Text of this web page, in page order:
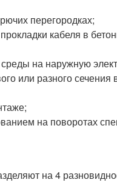
перегородках;
кабеля в
на наружную
или разного сечения
на поворотах
на 4